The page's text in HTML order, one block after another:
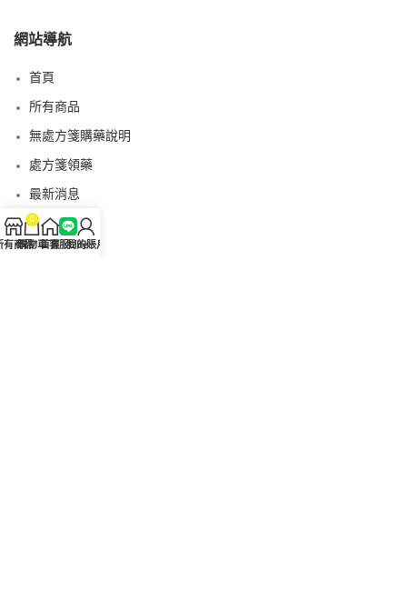
網站導航
首頁
所有商品
無處方箋購藥說明
處方箋領藥
最新消息
問答Q&A
認識我們
有商品
0
購物車首頁客服Line
我的賬戶